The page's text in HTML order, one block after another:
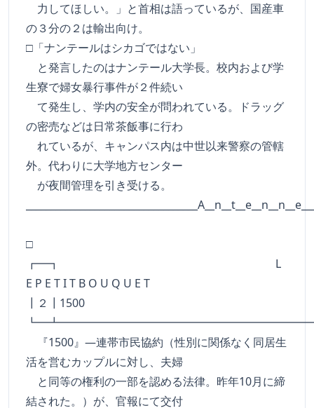
力してほしい。」と首相は語っているが、国産車
の３分の２は輸出向け。
□「ナンテールはシカゴではない」
と発言したのはナンテール大学長。校内および学
生寮で婦女暴行事件が２件続い
て発生し、学内の安全が問われている。ドラッグ
の密売などは日常茶飯事に行わ
れているが、キャンパス内は中世以来警察の管轄
外。代わりに大学地方センター
が夜間管理を引き受ける。
□
┏━┓ L
E P E T I T B O U Q U E T
┃２┃1500
『1500』―連帯市民協約（性別に関係なく同居生
活を営むカップルに対し、夫婦
と同等の権利の一部を認める法律。昨年10月に締
結された。）が、官報にて交付